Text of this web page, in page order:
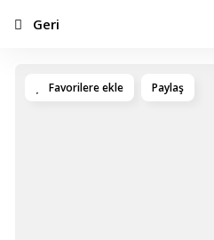
Favorilere ekle Paylaş
Geri